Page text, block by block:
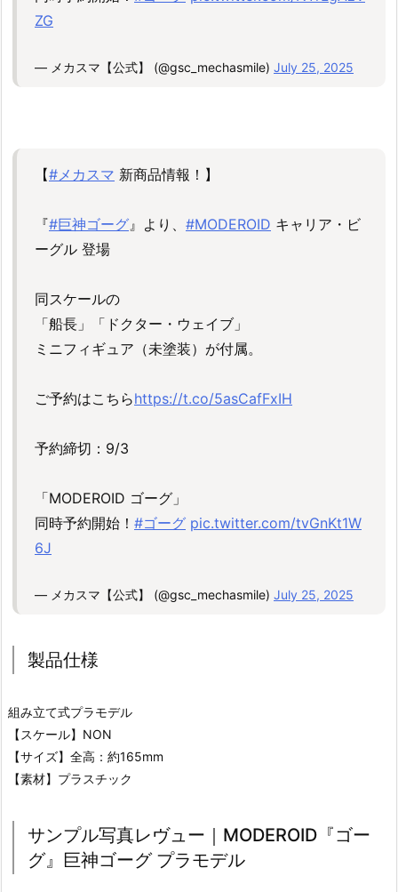
ZG
— メカスマ【公式】 (@gsc_mechasmile) July 25, 2025
【#メカスマ 新商品情報！】
『#巨神ゴーグ』より、 #MODEROID キャリア・ビ
ーグル 登場
同スケールの
「船長」「ドクター・ウェイブ」
ミニフィギュア（未塗装）が付属。
ご予約はこちらhttps://t.co/5asCafFxIH
予約締切：9/3
「MODEROID ゴーグ」
同時予約開始！ #ゴーグ pic.twitter.com/tvGnKt1W
6J
— メカスマ【公式】 (@gsc_mechasmile) July 25, 2025
製品仕様
組み立て式プラモデル
【スケール】NON
【サイズ】全高：約165mm
【素材】プラスチック
サンプル写真レヴュー｜MODEROID『ゴー
グ』巨神ゴーグ プラモデル